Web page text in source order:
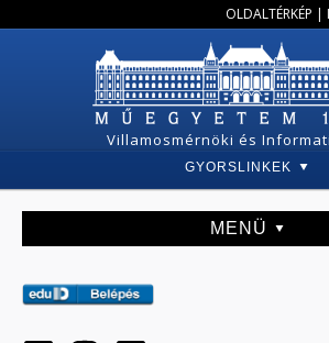
OLDALTÉRKÉP |
Villamosmérnöki és
GYORSLINKEK
MENÜ